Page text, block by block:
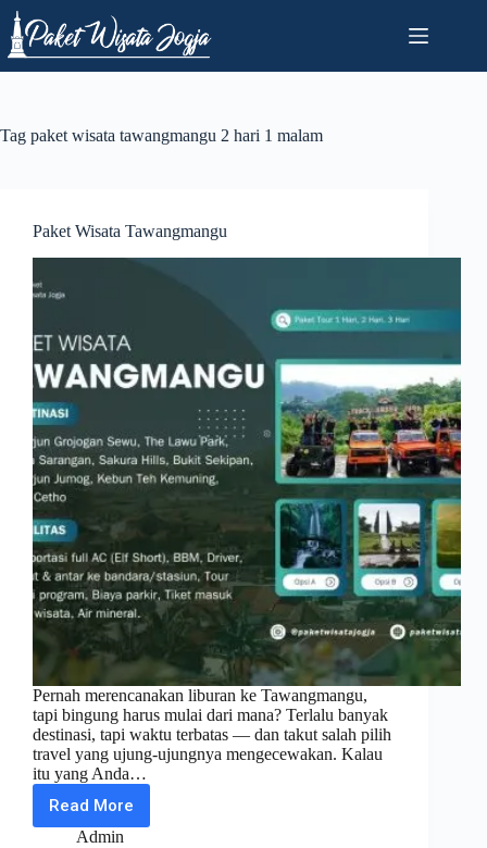
Skip
content
Tag paket wisata tawangmangu 2 hari 1 malam
Paket Wisata Tawangmangu
Pernah merencanakan liburan ke Tawangmangu,
tapi bingung harus mulai dari mana? Terlalu banyak
destinasi, tapi waktu terbatas — dan takut salah pilih
travel yang ujung-ujungnya mengecewakan. Kalau
itu yang Anda…
Read More
Paket
Wisata
Admin